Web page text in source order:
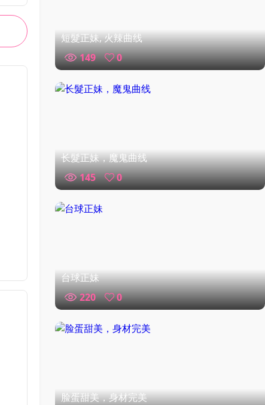
短髮正妹, 火辣曲线
149
0
长髮正妹，魔鬼曲线
145
0
台球正妹
220
0
脸蛋甜美，身材完美